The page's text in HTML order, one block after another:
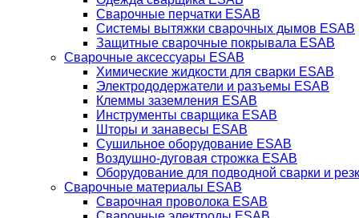
Сварочные перчатки ESAB
Системы вытяжки сварочных дымов ESAB
Защитные сварочные покрывала ESAB
Сварочные аксессуары ESAB
Химические жидкости для сварки ESAB
Электрододержатели и разъемы ESAB
Клеммы заземления ESAB
Инструменты сварщика ESAB
Шторы и занавесы ESAB
Сушильное оборудование ESAB
Воздушно-дуговая строжка ESAB
Оборудование для подводной сварки и
Сварочные материалы ESAB
Сварочная проволока ESAB